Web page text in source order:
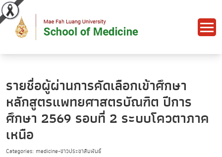
รายชื่อผู้ผ่านการคัดเลือกเข้าศึกษา
หลักสูตรแพทยศาสตรบัณฑิต ปีการ
ศึกษา 2569 รอบที่ 2 ระบบโควตาภาค
เหนือ
Categories: medicine-ข่าวประชาสัมพันธ์